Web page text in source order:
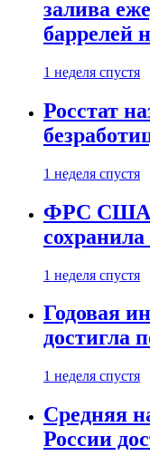
залива
баррелей
1 неделя спустя
Росстат
1 неделя спустя
ФРС США
1 неделя спустя
Годовая
достигла
1 неделя спустя
Средняя
России